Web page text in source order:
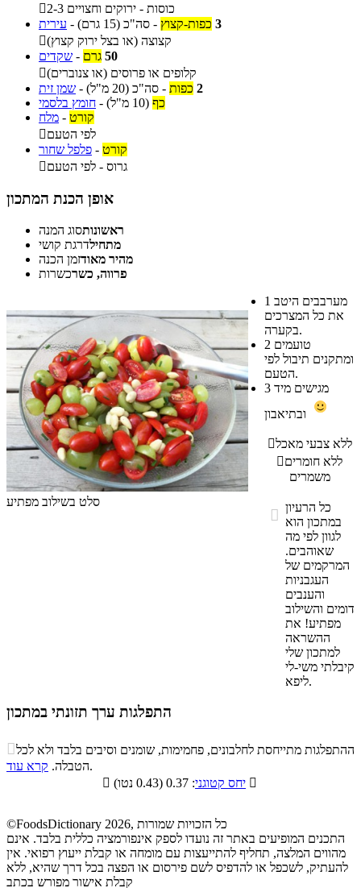

2-3 כוסות - ירוקים וחצויים
עירית - 3 כפות-קצוץ - סה"כ (15 גרם)
קצוצה (או בצל ירוק קצוץ)
שקדים - 50 גרם
קלופים או פרוסים (או צנוברים)
שמן זית - 2 כפות - סה"כ (20 מ"ל)
חומץ בלסמי - כף (10 מ"ל)
מלח - קורט
לפי הטעם
פלפל שחור - קורט
גרוס - לפי הטעם
אופן הכנת המתכון
ראשונותסוג המנה
מתחילדרגת קושי
מהיר מאודזמן הכנה
פרווה, כשרכשרות
סלט בשילוב מפתיע
1
את כל המצרכים
בקערה.
2
ומתקנים תיבול לפי
הטעם.
3
ללא צבעי מאכל
ללא חומרים
משמרים
 כל הרעיון
במתכון הוא
לגוון לפי מה
שאוהבים.
המרקמים של
העגבניות
והענבים
דומים והשילוב
מפתיע! את
ההשראה
למתכון שלי
קיבלתי משי-לי
ליפא.
התפלגות ערך תזונתי במתכון
התפלגות ערך תזונתי במתכון
סיבים
תזונתיים
שומנים חלבונים
10.4% 55.8%
ההתפלגות מתייחסת לחלבונים, פחמימות, שומנים וסיבים בלבד ולא לכל
הטבלה. קרא עוד
.

יחס קטוגני 
©FoodsDictionary 2026, כל הזכויות שמורות
התכנים המופיעים באתר זה נועדו לספק אינפורמציה כללית בלבד. אינם
מהווים המלצה, תחליף להתייעצות עם מומחה או קבלת ייעוץ רפואי. אין
להעתיק, לשכפל או להדפיס לשם פירסום או הפצה בכל דרך שהיא, ללא
קבלת אישור מפורש בכתב